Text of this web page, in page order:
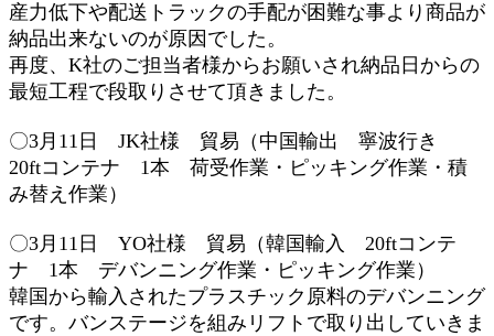
産力低下や配送トラックの手配が困難な事より商品が
納品出来ないのが原因でした。
再度、K社のご担当者様からお願いされ納品日からの
最短工程で段取りさせて頂きました。
〇3月11 日 JK社様 貿易（中国輸出 寧波行き
20ftコンテナ 1本 荷受作業 ・ピッキング作業 ・積
み替え作業 ）
〇3月11日 YO社様 貿易（韓国輸入 20ftコンテ
ナ 1本 デバンニング作業・ピッキング作業）
韓国から輸入されたプラスチック原料のデバンニング
です。バンステージを組みリフトで取り出していきま